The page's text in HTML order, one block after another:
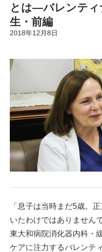
とは―バレンティ
生・前編
2018年12月8日
「息子は当時まだ5歳。
いたわけではありません
東大和病院消化器内科・
ケアに注力するバレンテ